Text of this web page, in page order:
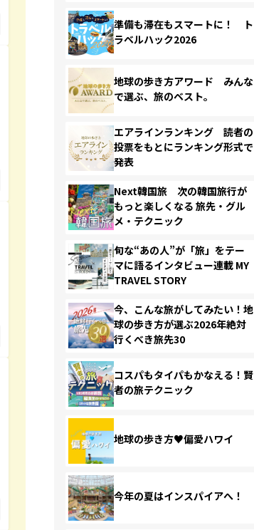
準備も滞在もスマートに！ ト
ラベルハック2026
地球の歩き方アワード みんな
で選ぶ、旅のベスト。
エアラインランキング 読者の
投票をもとにランキング形式で
発表
Next韓国旅 次の韓国旅行が
もっと楽しくなる 旅先・グル
メ・テクニック
旬な“あの人”が「旅」をテー
マに語るインタビュー連載 MY
TRAVEL STORY
今、こんな旅がしてみたい！地
球の歩き方が選ぶ2026年絶対
行くべき旅先30
コスパもタイパもかなえる！賢
者の旅テクニック
地球の歩き方♥偏愛ハワイ
今年の夏はインスパイアへ！